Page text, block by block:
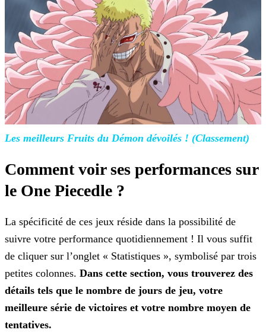
Les meilleurs Fruits du Démon dévoilés ! (Classement)
Comment voir ses performances sur
le One Piecedle ?
La spécificité de ces jeux réside dans la possibilité de
suivre votre performance quotidiennement ! Il vous suffit
de cliquer sur l’onglet « Statistiques », symbolisé par trois
petites colonnes. Dans cette section, vous trouverez des
détails tels que le nombre de jours de jeu, votre
meilleure série de victoires et votre nombre moyen de
tentatives.